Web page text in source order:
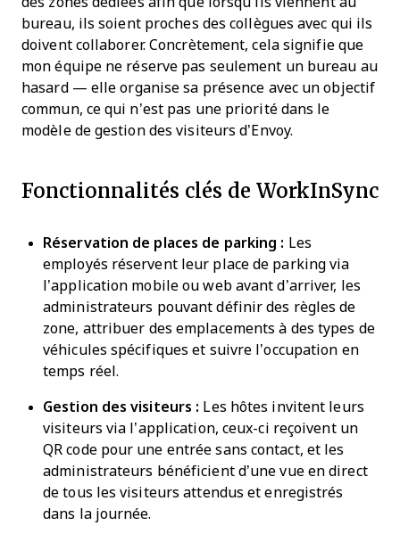
bureau, ils soient proches des collègues avec qui ils
doivent collaborer. Concrètement, cela signifie que
mon équipe ne réserve pas seulement un bureau au
hasard — elle organise sa présence avec un objectif
commun, ce qui n’est pas une priorité dans le
modèle de gestion des visiteurs d’Envoy.
Fonctionnalités clés de WorkInSync
Réservation de places de parking : Les
employés réservent leur place de parking via
l’application mobile ou web avant d’arriver, les
administrateurs pouvant définir des règles de
zone, attribuer des emplacements à des types de
véhicules spécifiques et suivre l’occupation en
temps réel.
Gestion des visiteurs : Les hôtes invitent leurs
visiteurs via l’application, ceux-ci reçoivent un
QR code pour une entrée sans contact, et les
administrateurs bénéficient d’une vue en direct
de tous les visiteurs attendus et enregistrés
dans la journée.